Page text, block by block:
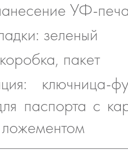
УФ-
зеленый
пакет
ключница-
паспорта с